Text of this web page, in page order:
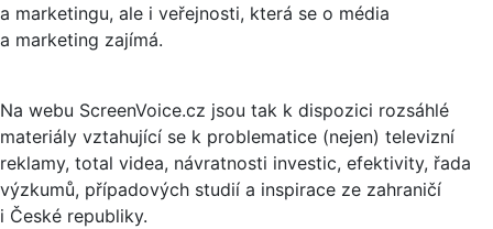
a marketingu, ale i veřejnosti, která se o média
a marketing zajímá.
Na webu ScreenVoice.cz jsou tak k dispozici rozsáhlé
materiály vztahující se k problematice (nejen) televizní
reklamy, total videa, návratnosti investic, efektivity, řada
výzkumů, případových studií a inspirace ze zahraničí
i České republiky.